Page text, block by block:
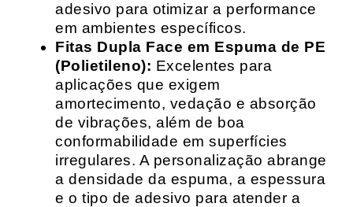
adesivo para otimizar a performance
em ambientes específicos.
Fitas Dupla Face em Espuma de PE
(Polietileno): Excelentes para
aplicações que exigem
amortecimento, vedação e absorção
de vibrações, além de boa
conformabilidade em superfícies
irregulares. A personalização abrange
a densidade da espuma, a espessura
e o tipo de adesivo para atender a